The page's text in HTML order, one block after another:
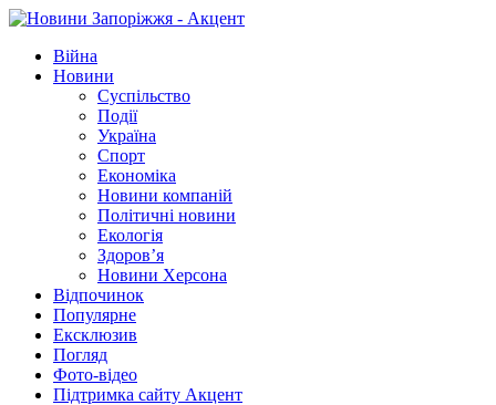
Війна
Новини
Суспільство
Події
Україна
Спорт
Економіка
Новини компаній
Політичні новини
Екологія
Здоров’я
Новини Херсона
Відпочинок
Популярне
Ексклюзив
Погляд
Фото-відео
Підтримка сайту Акцент